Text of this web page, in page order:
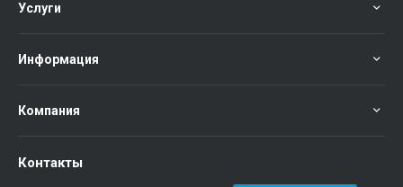
Услуги
Информация
Компания
Контакты